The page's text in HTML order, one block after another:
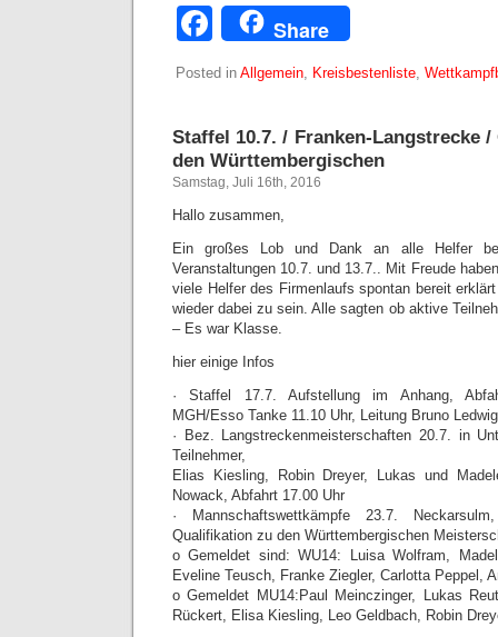
Facebook
Share
Posted in Allgemein, Kreisbestenliste,
Staffel 10.7. / Franken-Langstrecke
den Württembergischen
Samstag, Juli 16th, 2016
Hallo zusammen,
Ein großes Lob und Dank an alle Helfer
Veranstaltungen 10.7. und 13.7.. Mit Freude
viele Helfer des Firmenlaufs spontan bereit
wieder dabei zu sein. Alle sagten ob aktive
– Es war Klasse.
hier einige Infos
· Staffel 17.7. Aufstellung im Anhang,
MGH/Esso Tanke 11.10 Uhr, Leitung Bruno Ledwig
· Bez. Langstreckenmeisterschaften 20.7. in
Teilnehmer,
Elias Kiesling, Robin Dreyer, Lukas und
Nowack, Abfahrt 17.00 Uhr
· Mannschaftswettkämpfe 23.7.
Qualifikation zu den Württembergischen
o Gemeldet sind: WU14: Luisa Wolfram,
Eveline Teusch, Franke Ziegler, Carlotta Peppel,
o Gemeldet MU14:Paul Meinczinger, Lukas
Rückert, Elisa Kiesling, Leo Geldbach, Robin